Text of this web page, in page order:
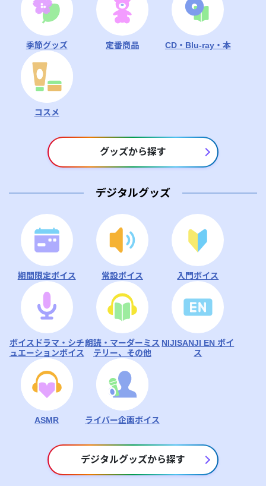
季節グッズ 定番商品 CD・Blu-ray・本
コスメ
グッズから探す
デジタルグッズ
期間限定ボイス 常設ボイス 入門ボイス
ボイスドラマ・シチ
ュエーションボイス
朗読・マーダーミス
テリー、その他
NIJISANJI EN ボイ
ス
ASMR ライバー企画ボイス
デジタルグッズから探す